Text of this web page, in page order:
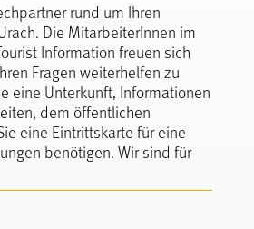
rund um Ihren
Die MitarbeiterInnen im
Information freuen sich
Fragen weiterhelfen zu
eine Unterkunft, Informationen
dem öffentlichen
eine Eintrittskarte für eine
benötigen. Wir sind für